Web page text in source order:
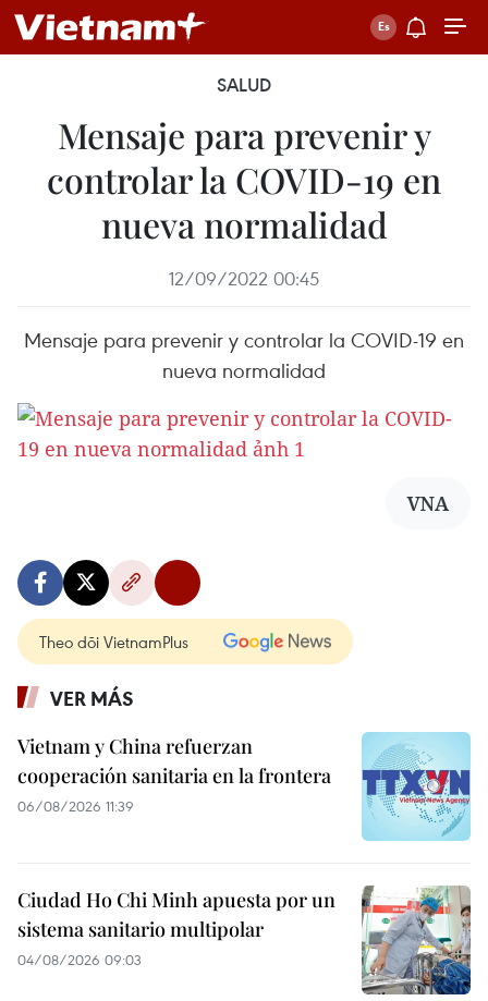
SALUD
Mensaje para prevenir y
controlar la COVID-19 en
nueva normalidad
12/09/2022 00:45
Mensaje para prevenir y controlar la COVID-19 en
nueva normalidad
VNA
Theo dõi VietnamPlus
VER MÁS
Vietnam y China refuerzan
cooperación sanitaria en la frontera
06/08/2026 11:39
Ciudad Ho Chi Minh apuesta por un
sistema sanitario multipolar
04/08/2026 09:03